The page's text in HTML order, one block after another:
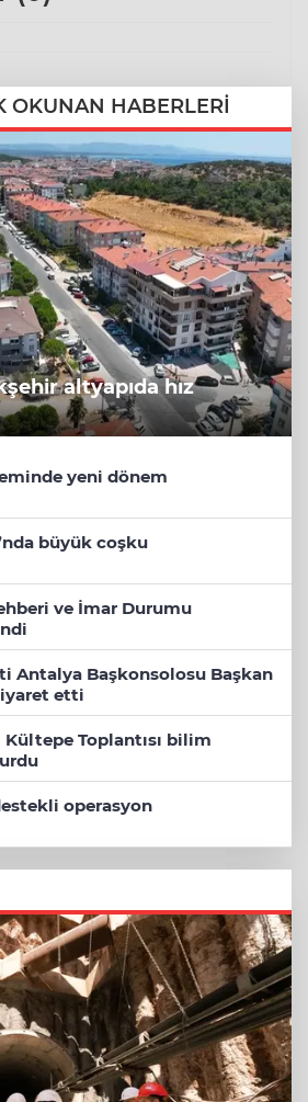
OKUNAN HABERLERİ
altyapıda hız
yeni dönem
büyük coşku
ve İmar Durumu
Antalya Başkonsolosu Başkan
etti
Kültepe Toplantısı bilim
operasyon